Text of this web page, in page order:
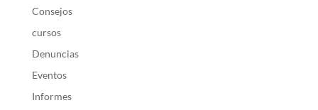
Consejos
cursos
Denuncias
Eventos
Informes